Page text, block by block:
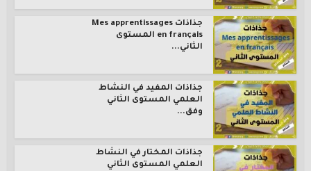
جذاذات Mes apprentissages
en français المستوى
الثاني...
جذاذات المفيد في النشاط
العلمي المستوى الثاني
وفق...
جذاذات المختار في النشاط
العلمي المستوى الثاني